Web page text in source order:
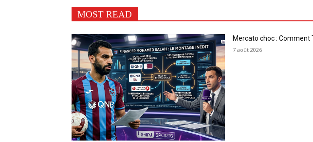
MOST READ
Mercato choc : Comment
7 août 2026